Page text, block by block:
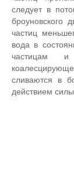
следует в
броуновского
частиц
вода в
частицам
сливаются в
действием силы